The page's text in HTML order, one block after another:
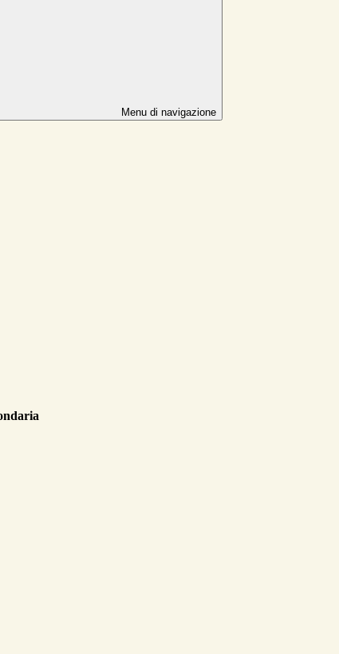
Menu di navigazione